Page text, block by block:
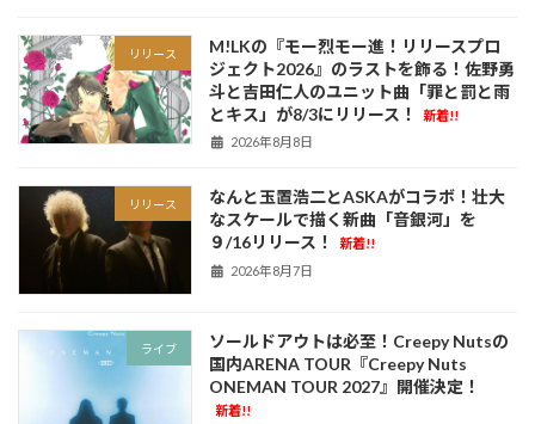
リリース
M!LKの『モー烈モー進！リリースプロ
ジェクト2026』のラストを飾る！佐野勇
斗と吉田仁人のユニット曲「罪と罰と雨
とキス」が8/3にリリース！
新着!!
2026年8月8日
リリース
なんと玉置浩二とASKAがコラボ！壮大
なスケールで描く新曲「音銀河」を
９/16リリース！
新着!!
2026年8月7日
ライブ
ソールドアウトは必至！Creepy Nutsの
国内ARENA TOUR『Creepy Nuts
ONEMAN TOUR 2027』開催決定！
新着!!